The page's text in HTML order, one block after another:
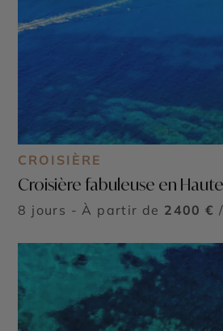
CROISIÈRE
Croisière fabuleuse en
8 jours - À partir de 2400 €